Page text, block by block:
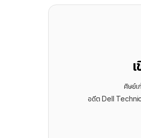
ศิษย์
อดีต Dell